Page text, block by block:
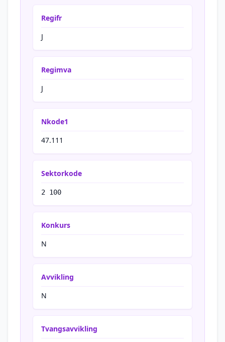
Regifr
J
Regimva
J
Nkode1
47.111
Sektorkode
2 100
Konkurs
N
Avvikling
N
Tvangsavvikling